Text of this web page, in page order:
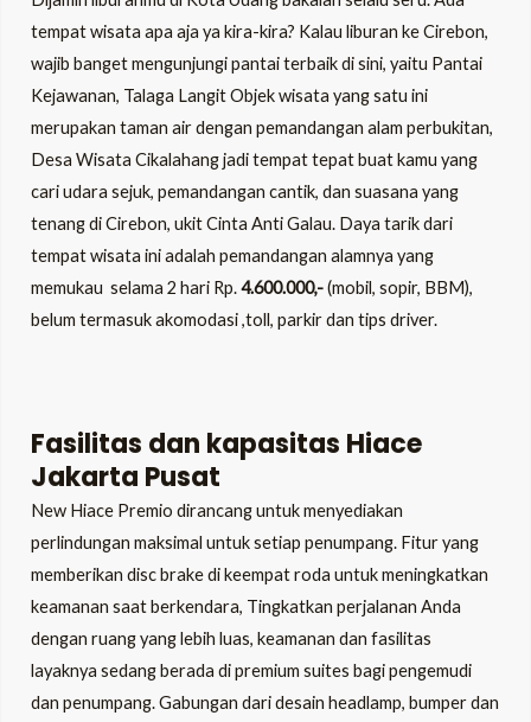
tempat wisata apa aja ya kira-kira? Kalau liburan ke Cirebon,
wajib banget mengunjungi pantai terbaik di sini, yaitu Pantai
Kejawanan, Talaga Langit Objek wisata yang satu ini
merupakan taman air dengan pemandangan alam perbukitan,
Desa Wisata Cikalahang jadi tempat tepat buat kamu yang
cari udara sejuk, pemandangan cantik, dan suasana yang
tenang di Cirebon, ukit Cinta Anti Galau. Daya tarik dari
tempat wisata ini adalah pemandangan alamnya yang
memukau selama 2 hari Rp.4.600.000,-(mobil, sopir, BBM),
belum termasuk akomodasi ,toll, parkir dan tips driver.
Fasilitas dan kapasitas Hiace
Jakarta Pusat
New Hiace Premio dirancang untuk menyediakan
perlindungan maksimal untuk setiap penumpang. Fitur yang
memberikan disc brake di keempat roda untuk meningkatkan
keamanan saat berkendara, Tingkatkan perjalanan Anda
dengan ruang yang lebih luas, keamanan dan fasilitas
layaknya sedang berada di premium suites bagi pengemudi
dan penumpang. Gabungan dari desain headlamp, bumper dan